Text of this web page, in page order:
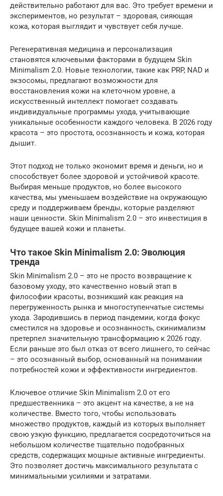
действительно работают для вас. Это требует времени и
экспериментов, но результат – здоровая, сияющая
кожа, которая выглядит и чувствует себя лучше.
Регенеративная медицина и персонализация
становятся ключевыми факторами в будущем Skin
Minimalism 2.0. Новые технологии, такие как PRP, NAD и
экзосомы, предлагают возможности для
восстановления кожи на клеточном уровне, а
искусственный интеллект помогает создавать
индивидуальные программы ухода, учитывающие
уникальные особенности каждого человека. В 2026 году
красота – это простота, осознанность и кожа, которая
дышит.
Этот подход не только экономит время и деньги, но и
способствует более здоровой и устойчивой красоте.
Выбирая меньше продуктов, но более высокого
качества, мы уменьшаем воздействие на окружающую
среду и поддерживаем бренды, которые разделяют
наши ценности. Skin Minimalism 2.0 – это инвестиция в
будущее вашей кожи и планеты.
Что такое Skin Minimalism 2.0: Эволюция
тренда
Skin Minimalism 2.0 – это не просто возвращение к
базовому уходу, это качественно новый этап в
философии красоты, возникший как реакция на
перегруженность рынка и многоступенчатые системы
ухода. Зародившись в период пандемии, когда фокус
сместился на здоровье и осознанность, скинимализм
претерпел значительную трансформацию к 2026 году.
Если раньше это был отказ от всего лишнего, то сейчас
– это осознанный выбор, основанный на понимании
потребностей кожи и эффективности ингредиентов.
Ключевое отличие Skin Minimalism 2.0 от его
предшественника – это акцент на качестве, а не на
количестве. Вместо того, чтобы использовать
множество продуктов, каждый из которых выполняет
свою узкую функцию, предлагается сосредоточиться на
небольшом количестве тщательно подобранных
средств, содержащих мощные активные ингредиенты.
Это позволяет достичь максимального результата с
минимальными усилиями и затратами.